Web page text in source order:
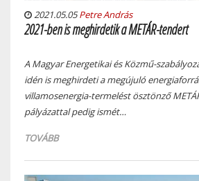
2021.05.05Petre András
2021-ben is meghirdetik a METÁR-tendert
A Magyar Energetikai és Közmű-
idén is meghirdeti a megújuló
villamosenergia-termelést ösztönző
pályázattal pedig ismét…
TOVÁBB